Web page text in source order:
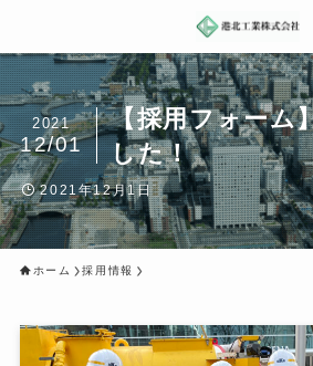
【採用フォーム
した！
2021
12/01
2021年12月1日
ホーム 採用情報